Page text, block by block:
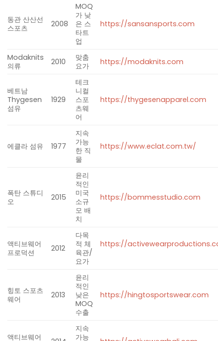
동관 산산선
스포츠
2008
MOQ
가 낮
은 스
타트
업
https://sansansports.com
Modaknits
의류
2010
맞춤
요가
https://modaknits.com
베트남
Thygesen
섬유
1929
테크
니컬
스포
츠웨
어
https://thygesenapparel.com
에클라 섬유 1977
지속
가능
한 직
물
https://www.eclat.com.tw/
폭탄 스튜디
오
2015
윤리
적인
미국
소규
모 배
치
https://bommesstudio.com
액티브웨어
프로덕션
2012
다목
적 체
육관/
요가
https://
힝토 스포츠
웨어
2013
윤리
적인
낮은
MOQ
수출
https://hingtosportswear.com
액티브웨어
지속
가능